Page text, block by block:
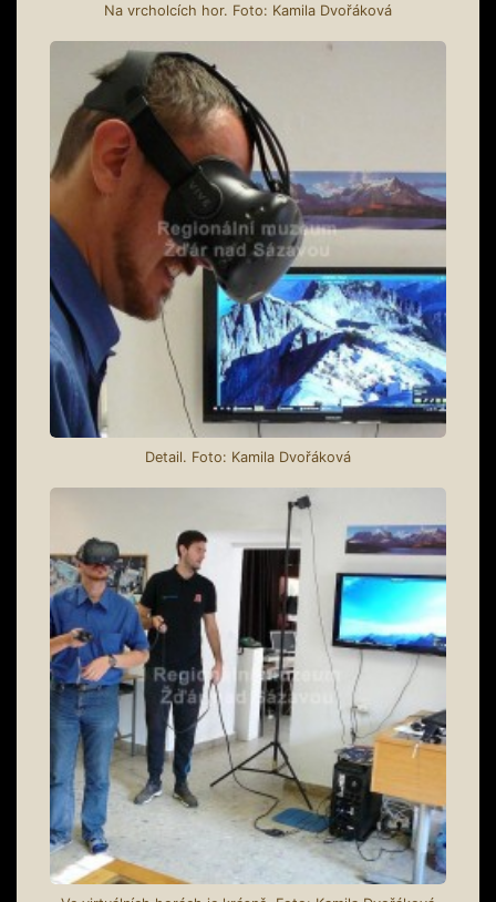
Na vrcholcích hor. Foto: Kamila Dvořáková
Detail. Foto: Kamila Dvořáková